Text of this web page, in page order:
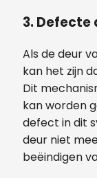
3.Defecte
Als de deur
kan het zijn
Dit
kan worden
defect in dit
deur niet
beëindigen